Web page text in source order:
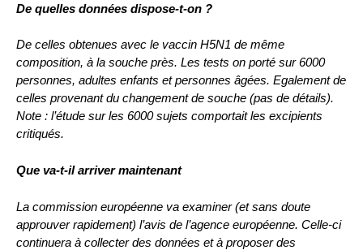
De quelles données dispose-t-on ?
De celles obtenues avec le vaccin H5N1 de même
composition, à la souche près. Les tests on porté sur 6000
personnes, adultes enfants et personnes âgées. Egalement de
celles provenant du changement de souche (pas de détails).
Note : l’étude sur les 6000 sujets comportait les excipients
critiqués.
Que va-t-il arriver maintenant
La commission européenne va examiner (et sans doute
approuver rapidement) l’avis de l’agence européenne. Celle-ci
continuera à collecter des données et à proposer des